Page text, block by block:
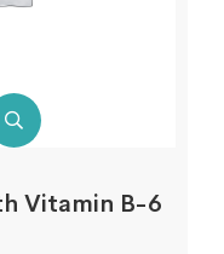
Vitamin B-6